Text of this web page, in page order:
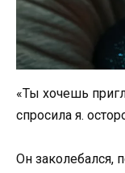
«Ты хочешь
спросила я.
Он заколебался,